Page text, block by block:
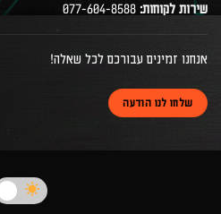
שירות לקוחות:
אנחנו זמינים עבורכם לכל שאלה!
שלחו לנו הודעה